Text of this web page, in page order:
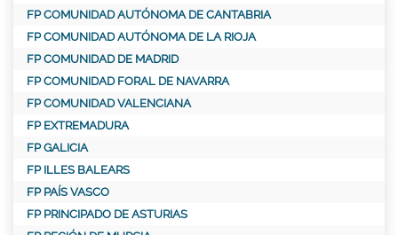
FP COMUNIDAD AUTÓNOMA DE CANTABRIA
FP COMUNIDAD AUTÓNOMA DE LA RIOJA
FP COMUNIDAD DE MADRID
FP COMUNIDAD FORAL DE NAVARRA
FP COMUNIDAD VALENCIANA
FP EXTREMADURA
FP GALICIA
FP ILLES BALEARS
FP PAÍS VASCO
FP PRINCIPADO DE ASTURIAS